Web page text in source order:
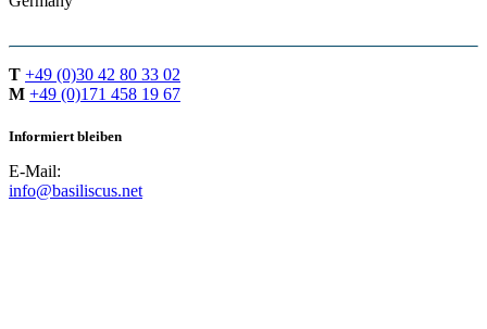
T +49 (0)30 42 80 33 02
M +49 (0)171 458 19 67
Informiert bleiben
E-Mail:
info@basiliscus.net